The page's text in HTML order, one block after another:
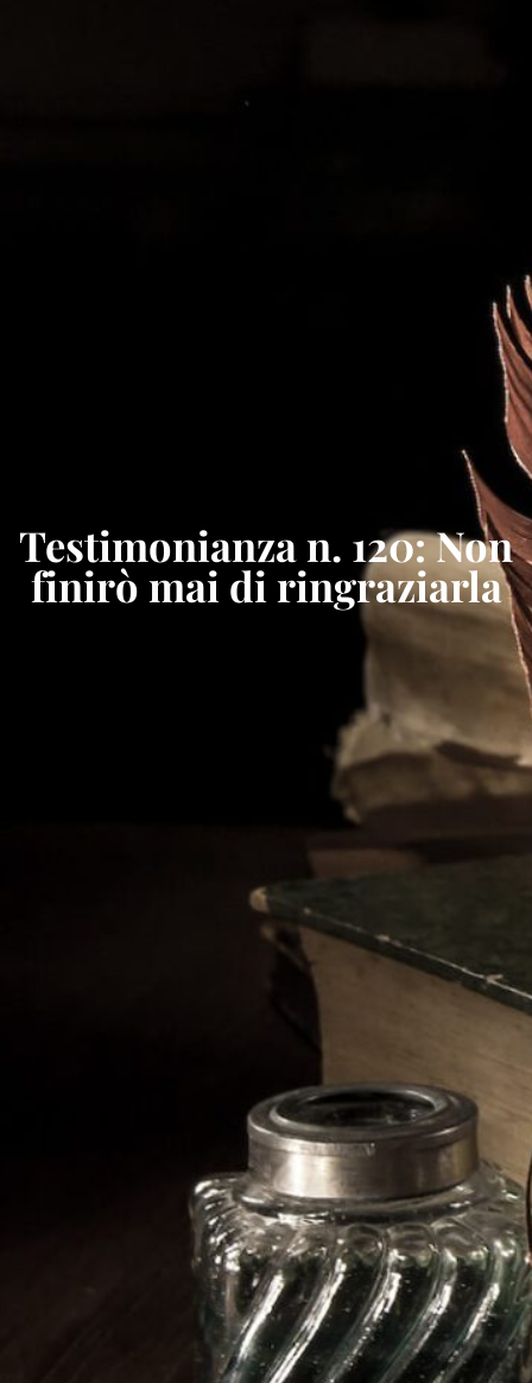
Testimonianza n. 120: Non
finirò mai di ringraziarla